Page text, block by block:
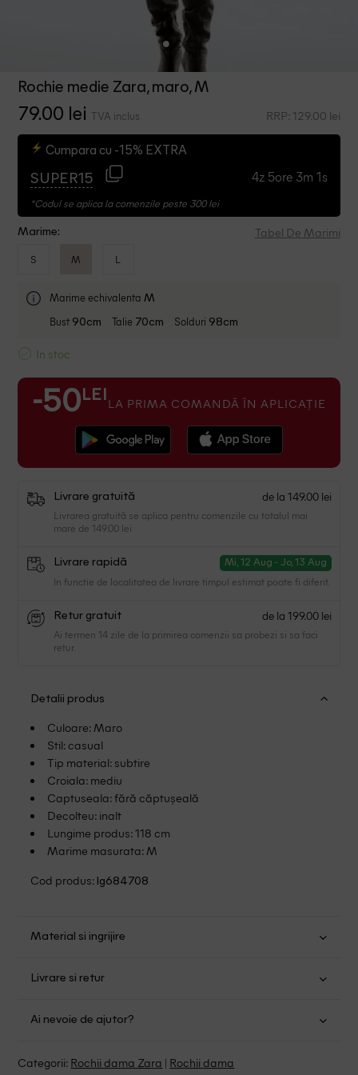
Rochie medie Zara, maro, M
79.00 lei TVA inclus RRP: 129.00 lei
Cumpara cu -15% EXTRA
SUPER15 4z 5ore 3m 1s
*Codul se aplica la comenzile peste 300 lei
Marime: Tabel De Marimi
S M L
Marime echivalenta M
Bust 90cm Talie 70cm Solduri 98cm
In stoc
-50 LEI LA PRIMA COMANDĂ ÎN APLICAȚIE
Livrare gratuită de la 149.00 lei
Livrarea gratuită se aplica pentru comenzile cu totalul mai
mare de 149.00 lei
Livrare rapidă Mi, 12 Aug - Jo, 13 Aug
In functie de localitatea de livrare timpul estimat poate fi diferit.
Retur gratuit de la 199.00 lei
Ai termen 14 zile de la primirea comenzii sa probezi si sa faci
retur.
Detalii produs
Culoare: Maro
Stil: casual
Tip material: subtire
Croiala: mediu
Captuseala: fără căptușeală
Decolteu: inalt
Lungime produs: 118 cm
Marime masurata: M
Cod produs: lg684708
Material si ingrijire
Nu folositi inalbitor
Nu uscati in uscator
Fara curatare chimica
Livrare si retur
mare de 149.00 lei.
Ai nevoie de ajutor?
Categorii: Rochii dama Zara | Rochii dama